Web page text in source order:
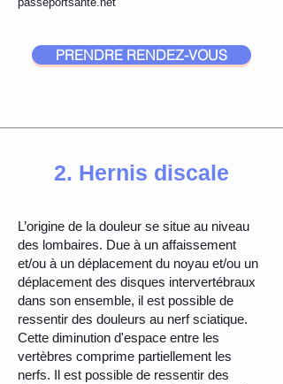
PRENDRE RENDEZ-VOUS
2. Hernis discale
L’origine de la douleur se situe au niveau
des lombaires. Due à un affaissement
et/ou à un déplacement du noyau et/ou un
déplacement des disques intervertébraux
dans son ensemble, il est possible de
ressentir des douleurs au nerf sciatique.
Cette diminution d'espace entre les
vertèbres comprime partiellement les
nerfs. Il est possible de ressentir des